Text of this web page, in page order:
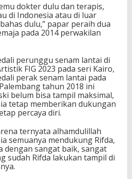
dokter dulu dan terapis,
di Indonesia atau di luar
dulu,” papar peraih dua
pada 2014 perwakilan
perunggu senam lantai di
FIG 2023 pada seri Kairo,
perak senam lantai pada
tahun 2018 ini
belum bisa tampil maksimal,
tetap memberikan dukungan
percaya diri.
ternyata alhamdulillah
semuanya mendukung Rifda,
dengan sangat baik, sangat
sudah Rifda lakukan tampil di